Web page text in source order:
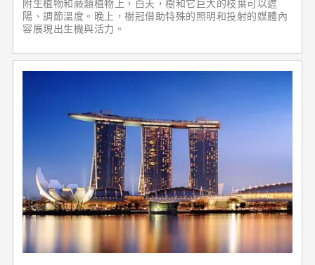
附生植物和蕨類植物上，白天，樹和它巨大的枝葉可以遮
陽、調節溫度。晚上，樹冠借助特殊的照明和投射的媒體內
容展現出生機與活力。